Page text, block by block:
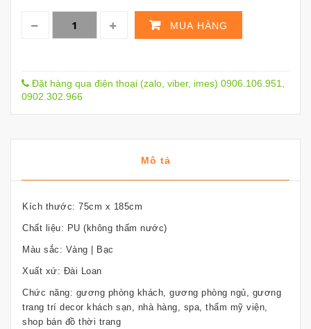
MUA HÀNG
Đặt hàng qua điện thoại (zalo, viber, imes) 0906.106.951,
0902.302.966
Mô tả
Kích thước: 75cm x 185cm
Chất liệu: PU (không thấm nước)
Màu sắc: Vàng | Bạc
Xuất xứ: Đài Loan
Chức năng: gương phòng khách, gương phòng ngủ, gương
trang trí decor khách sạn, nhà hàng, spa, thẩm mỹ viện,
shop bán đồ thời trang